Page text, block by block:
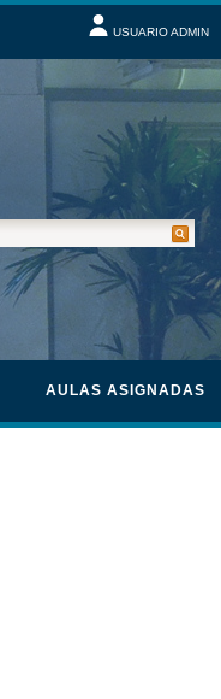
USUARIO ADMIN
AULAS ASIGNADAS